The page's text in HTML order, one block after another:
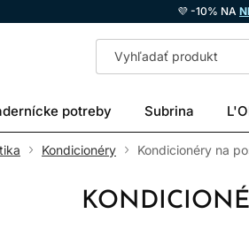
💜 -10% NA
potreby Subrina
Kondicionéry Kondicionéry na